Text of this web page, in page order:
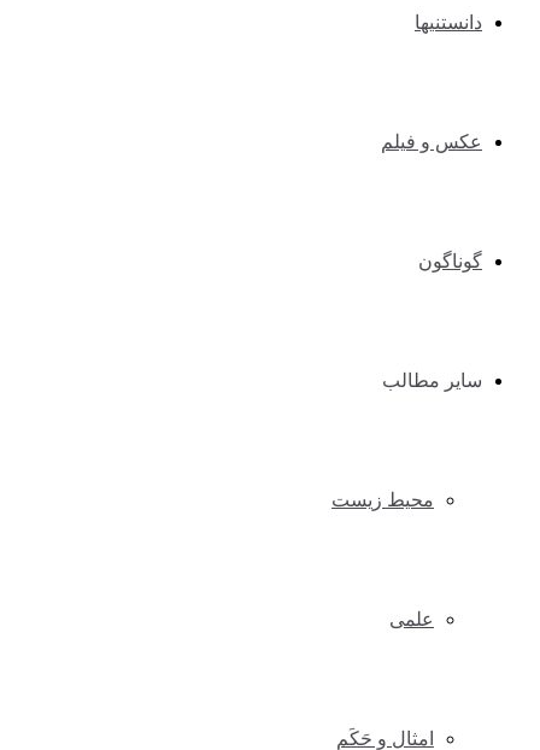
دانستنیها
عکس و فیلم
گوناگون
سایر مطالب
محیط زیست
علمی
امثال و حَکَم